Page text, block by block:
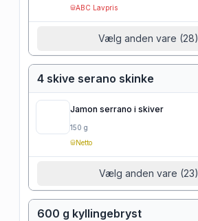
ABC Lavpris
Vælg anden vare (28)
4 skive serano skinke
Jamon serrano i skiver
150 g
Netto
Vælg anden vare (23)
600 g kyllingebryst